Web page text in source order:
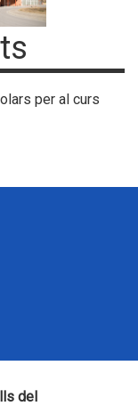
per al curs
del